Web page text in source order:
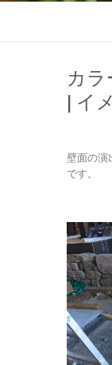
カ
| イ
壁面の演
です。